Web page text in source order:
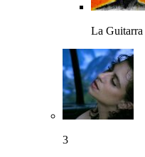
La Guitarra
3